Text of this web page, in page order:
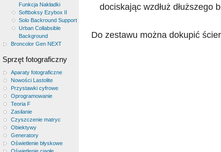
Funkcja Nakładki
Softboksy Ezybox II
Solo Backround Support
Urban Collabsible
Background
Broncolor Gen NEXT
Sprzęt fotograficzny
Aparaty fotograficzne
Nowości Lastolite
Przystawki cyfrowe
Oprogramowanie
Teoria F
Zasilanie
Czyszczenie matryc
Obiektywy
Generatory
Oświetlenie błyskowe
dociskając wzdłuż dłuższego
Do zestawu można dokupić